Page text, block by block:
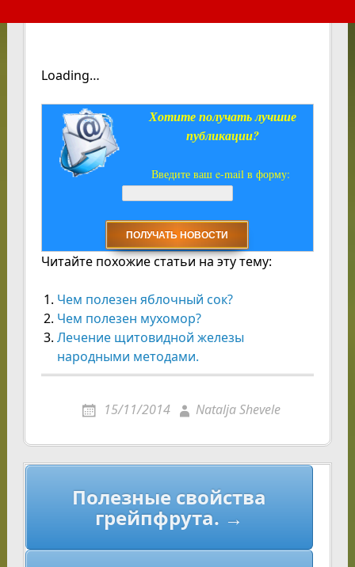
Loading…
Хотите получать лучшие
публикации?
Введите ваш e-mail в форму:
Читайте похожие статьи на эту тему:
Чем полезен яблочный сок?
Чем полезен мухомор?
Лечение щитовидной железы
народными методами.
15/11/2014 Natalja Shevele
Навигация
Полезные свойства
грейпфрута. →